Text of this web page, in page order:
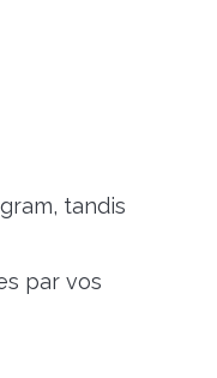
tandis
par vos